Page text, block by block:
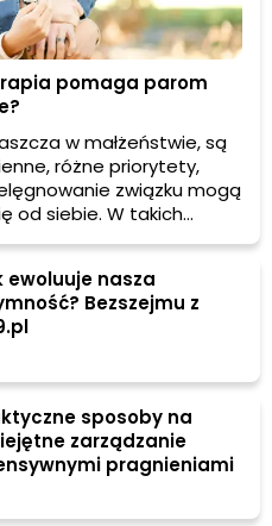
pomaga parom
w małżeństwie, są
różne priorytety,
związku mogą
od siebie. W takich
się, jak przywrócić
Jednym z najbardziej
terapia małżeńska, która
przepracować
do wspólnego
ewoluuje nasza
Bezszejmu z
sposoby na
zarządzanie
pragnieniami